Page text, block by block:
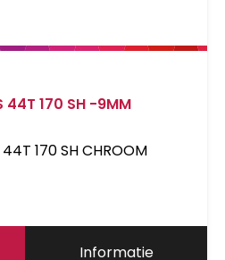
44T 170 SH -9MM
170 SH CHROOM
Informatie